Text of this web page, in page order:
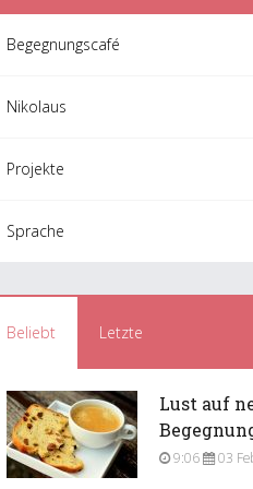
Begegnungscafé
Nikolaus
Projekte
Sprache
Beliebt Letzte
Lust auf
9:06 03